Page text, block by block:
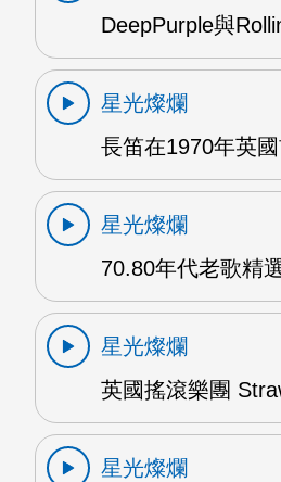
DeepPurple與
星光燦爛
長笛在1970年英
星光燦爛
70.80年代老歌精
星光燦爛
英國搖滾樂團
星光燦爛